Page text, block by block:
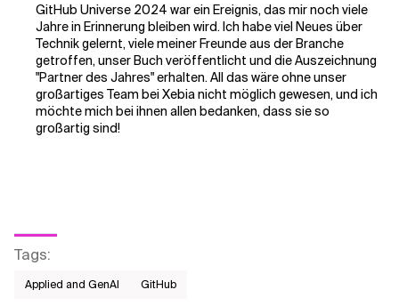
GitHub Universe 2024 war ein Ereignis, das mir noch viele
Jahre in Erinnerung bleiben wird. Ich habe viel Neues über
Technik gelernt, viele meiner Freunde aus der Branche
getroffen, unser Buch veröffentlicht und die Auszeichnung
"Partner des Jahres" erhalten. All das wäre ohne unser
großartiges Team bei Xebia nicht möglich gewesen, und ich
möchte mich bei ihnen allen bedanken, dass sie so
großartig sind!
Tags:
Applied and GenAI GitHub